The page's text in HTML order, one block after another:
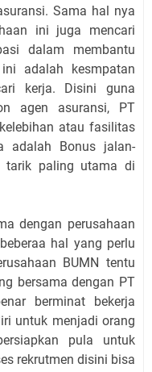
Sama hal nya
ini juga mencari
dalam membantu
adalah kesmpatan
kerja. Disini guna
agen asuransi, PT
atau fasilitas
adalah Bonus jalan-
tarik paling utama di
dengan perusahaan
hal yang perlu
BUMN tentu
bersama dengan PT
berminat bekerja
untuk menjadi orang
pula untuk
rekrutmen disini bisa